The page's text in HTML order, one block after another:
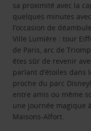
sa proximité avec la
quelques minutes
l’occasion de
Ville Lumière : tour
de Paris, arc de
êtes sûr de revenir
parlant d’étoiles dans
proche du parc
entre amis ou même
une journée magique
Maisons-Alfort.